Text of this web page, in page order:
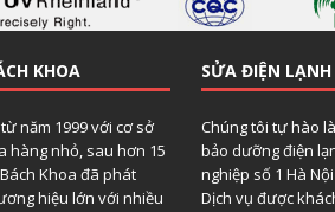
KHOA
năm 1999 với cơ sở
hàng nhỏ, sau hơn 15
Khoa đã phát
hiệu lớn với nhiều
SỬA ĐIỆN LẠNH
Chúng tôi tự hào
bảo dưỡng điện
nghiệp số 1 Hà Nội
Dịch vụ được